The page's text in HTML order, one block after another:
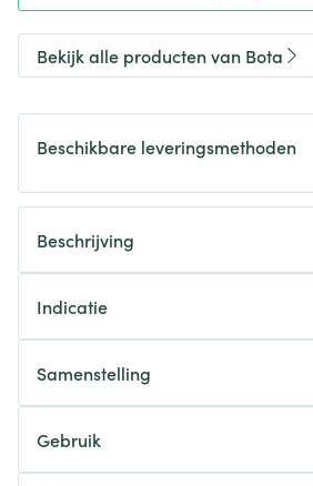
Bekijk alle producten van Bota
Beschikbare leveringsmethoden
Beschrijving
Indicatie
Samenstelling
Gebruik